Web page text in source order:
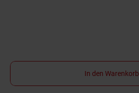
In den Warenkorb